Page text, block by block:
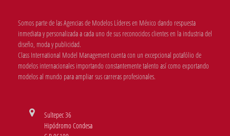
Somos parte de las Agencias de Modelos Líderes en México dando respuesta
inmediata y personalizada a cada uno de sus reconocidos clientes en la industria del
diseño, moda y publicidad.
Class International Model Management cuenta con un excepcional potafólio de
modelos internacionales importando constantemente talento así como exportando
modelos al mundo para ampliar sus carreras profesionales.
Sultepec 36
Hipódromo Condesa